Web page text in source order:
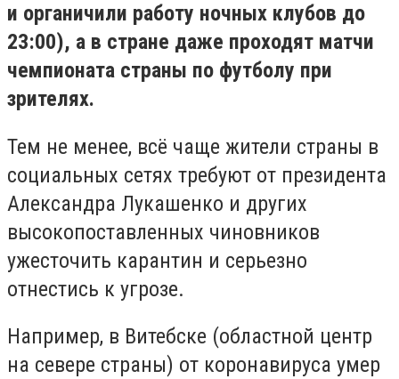
и органичили работу ночных клубов до
23:00), а в стране даже проходят матчи
чемпионата страны по футболу при
зрителях.
Тем не менее, всё чаще жители страны в
социальных сетях требуют от президента
Александра Лукашенко и других
высокопоставленных чиновников
ужесточить карантин и серьезно
отнестись к угрозе.
Например, в Витебске (областной центр
на севере страны) от коронавируса умер